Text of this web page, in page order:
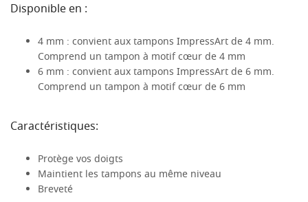
Disponible en :
4 mm : convient aux tampons ImpressArt de 4 mm.
Comprend un tampon à motif cœur de 4 mm
6 mm : convient aux tampons ImpressArt de 6 mm.
Comprend un tampon à motif cœur de 6 mm
Caractéristiques:
Protège vos doigts
Maintient les tampons au même niveau
Breveté